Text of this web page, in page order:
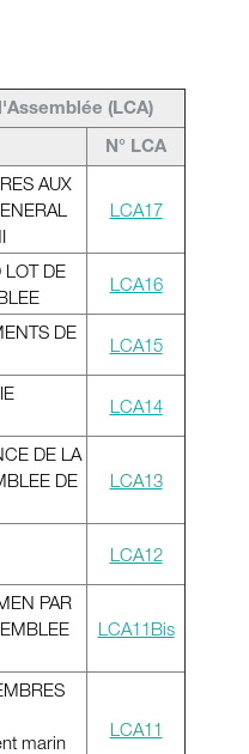
(LCA)
N° LCA
AUX
LCA17
LOT DE
LCA16
DE
LCA15
LCA14
DE LA
DE
LCA13
LCA12
PAR
LCA11Bis
marin
LCA11